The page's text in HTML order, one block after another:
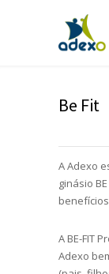
Be Fit
A Adexo
ginásio
A BE-FIT
Adexo